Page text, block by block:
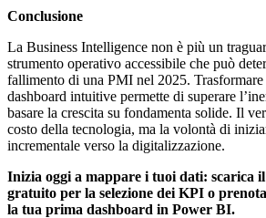
Conclusione
La Business Intelligence non è più un
strumento operativo accessibile che può
fallimento di una PMI nel 2025. Trasformare
dashboard intuitive permette di superare
basare la crescita su fondamenta solide. Il
costo della tecnologia, ma la volontà di
incrementale verso la digitalizzazione.
Inizia oggi a mappare i tuoi dati: scarica
gratuito per la selezione dei KPI o
la tua prima dashboard in Power BI.